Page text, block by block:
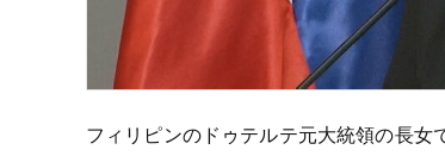
フィリピンのドゥテルテ元大統領の長女